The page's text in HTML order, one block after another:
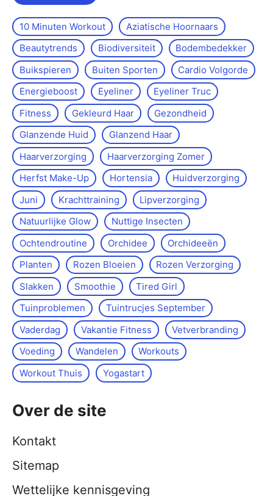
10 Minuten Workout
Aziatische Hoornaars
Beautytrends
Biodiversiteit
Bodembedekker
Buikspieren
Buiten Sporten
Cardio Volgorde
Energieboost
Eyeliner
Eyeliner Truc
Fitness
Gekleurd Haar
Gezondheid
Glanzende Huid
Glanzend Haar
Haarverzorging
Haarverzorging Zomer
Herfst Make-Up
Hortensia
Huidverzorging
Juni
Krachttraining
Lipverzorging
Natuurlijke Glow
Nuttige Insecten
Ochtendroutine
Orchidee
Orchideeën
Planten
Rozen Bloeien
Rozen Verzorging
Slakken
Smoothie
Tired Girl
Tuinproblemen
Tuintrucjes September
Vaderdag
Vakantie Fitness
Vetverbranding
Voeding
Wandelen
Workouts
Workout Thuis
Yoga­start
Over de site
Kontakt
Sitemap
Wettelijke kennisgeving